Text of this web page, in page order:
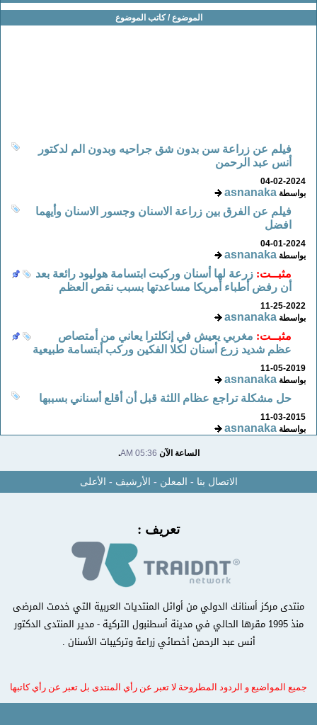
الموضوع / كاتب الموضوع
فيلم عن زراعة سن بدون شق جراحيه وبدون الم لدكتور
أنس عبد الرحمن
04-02-2024
بواسطةasnanaka
فيلم عن الفرق بين زراعة الاسنان وجسور الاسنان وأيهما
افضل
04-01-2024
بواسطةasnanaka
مثبــت: زرعة لها أسنان وركبت ابتسامة هوليود رائعة بعد
أن رفض أطباء أمريكا مساعدتها بسبب نقص العظم
11-25-2022
بواسطةasnanaka
مثبــت:
مغربي يعيش في إنكلترا يعاني من أمتصاص
عظم شديد زرع أسنان لكلا الفكين وركب أبتسامة طبيعية
11-05-2019
بواسطةasnanaka
حل مشكلة تراجع عظام اللثة قبل أن أقلع أسناني بسببها
11-03-2015
بواسطةasnanaka
الساعة الآن05:36 AM
.
الاتصال بنا-المعلن-الأرشيف -الأعلى
تعريف :
منتدى مركز أسنانك الدولي من أوائل المنتديات العربية التي خدمت المرضى
منذ 1995 مقرها الحالي في مدينة أسطنبول التركية - مدير المنتدى الدكتور
أنس عبد الرحمن أخصائي زراعة وتركيبات الأسنان .
جميع المواضيع و الردود المطروحة لا تعبر عن رأي المنتدى بل تعبر عن رأي كاتبها